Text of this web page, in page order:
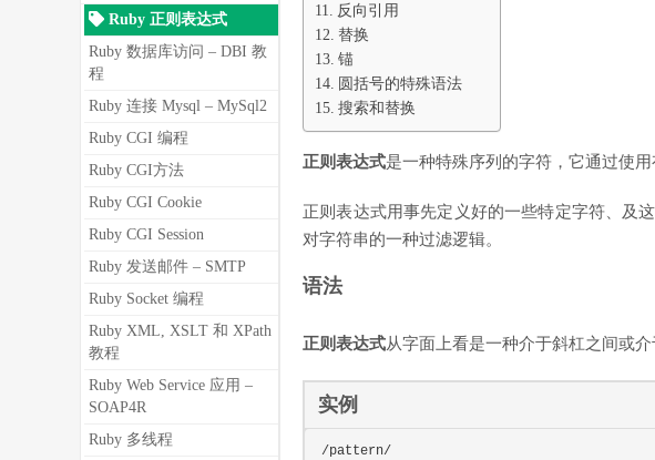
Ruby 正则表达式
Ruby 数据库访问 – DBI 教
程
Ruby 连接 Mysql – MySql2
Ruby CGI 编程
Ruby CGI方法
Ruby CGI Cookie
Ruby CGI Session
Ruby 发送邮件 – SMTP
Ruby Socket 编程
Ruby XML, XSLT 和 XPath
教程
Ruby Web Service 应用 –
SOAP4R
Ruby 多线程
反向引用
替换
锚
圆括号的特殊语法
搜索和替换
正则表达式是一种特殊序列的字符，它通过使
正则表达式用事先定义好的一些特定字符、及
对字符串的一种过滤逻辑。
语法
正则表达式从字面上看是一种介于斜杠之间或
实例
/pattern/